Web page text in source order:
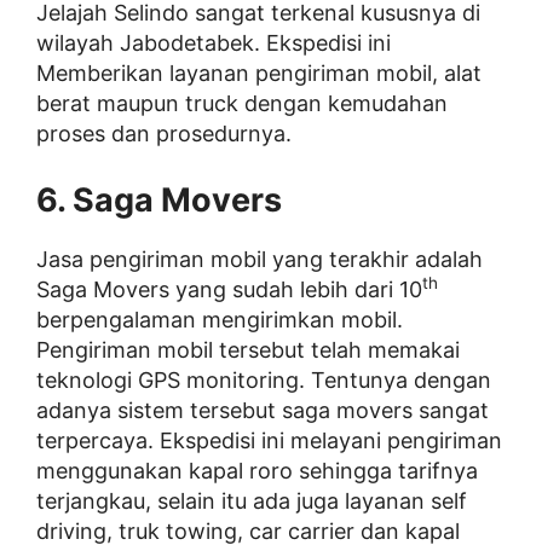
Jelajah Selindo sangat terkenal kususnya di
wilayah Jabodetabek. Ekspedisi ini
Memberikan layanan pengiriman mobil, alat
berat maupun truck dengan kemudahan
proses dan prosedurnya.
6. Saga Movers
Jasa pengiriman mobil yang terakhir adalah
Saga Movers yang sudah lebih dari 10th
berpengalaman mengirimkan mobil.
Pengiriman mobil tersebut telah memakai
teknologi GPS monitoring. Tentunya dengan
adanya sistem tersebut saga movers sangat
terpercaya. Ekspedisi ini melayani pengiriman
menggunakan kapal roro sehingga tarifnya
terjangkau, selain itu ada juga layanan self
driving, truk towing, car carrier dan kapal